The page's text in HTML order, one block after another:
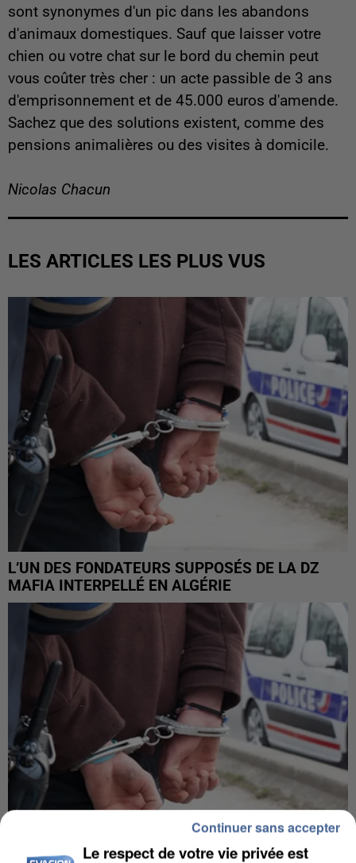
sont synonymes d'un pic dans les abandons
d'animaux domestiques. Sauf que laisser votre
chien ou votre chat sur le bord du chemin peut
vous coûter très cher : un acte passible de 3 ans
d'emprisonnement et de 45.000 euros d'amende.
Sachez que des solutions existent, comme des
pensions animalières ou des visites à domicile.
Nicolas Chacun
LES ARTICLES LES PLUS VUS
L’UN DES FONDATEURS SUPPOSÉS DE LA DZ
MAFIA INTERPELLÉ EN ALGÉRIE
Le respect de votre vie privée est
Continuer sans accepter